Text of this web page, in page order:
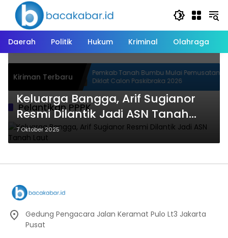
Langsung
konten
Daerah
Politik Hukum Kriminal Olahraga
Kiriman Terbaru
Juara II Lomba
Pemkab Tanah Bumbu Mulai Pemusatan
Diklat Calon Paskibraka 2026
Pelantikan PPPK
Keluarga Bangga, Arif Sugianor
Resmi Dilantik Jadi ASN Tanah
Laut
7 Oktober 2025
Gedung Pengacara Jalan Keramat Pulo Lt3 Jakarta
Pusat